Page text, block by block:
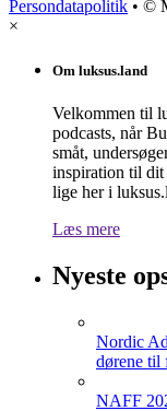
Persondatapolitik • ©
×
Om luksus.land
Velkommen til
podcasts, når
småt,
inspiration til
lige her i
Læs mere
Nyeste
Nordic
dørene til
NAFF